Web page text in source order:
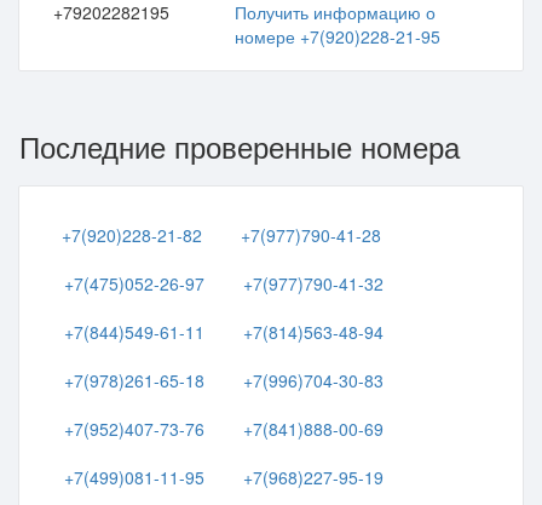
+79202282195
Получить информацию о
номере +7(920)228-21-95
Последние проверенные номера
+7(920)228-21-82
+7(977)790-41-28
+7(475)052-26-97
+7(977)790-41-32
+7(844)549-61-11
+7(814)563-48-94
+7(978)261-65-18
+7(996)704-30-83
+7(952)407-73-76
+7(841)888-00-69
+7(499)081-11-95
+7(968)227-95-19